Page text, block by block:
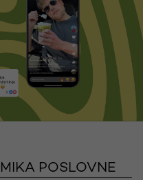
POSLOVNE